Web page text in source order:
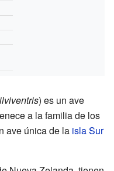
) es un ave
a la familia de los
ave única de la isla Sur